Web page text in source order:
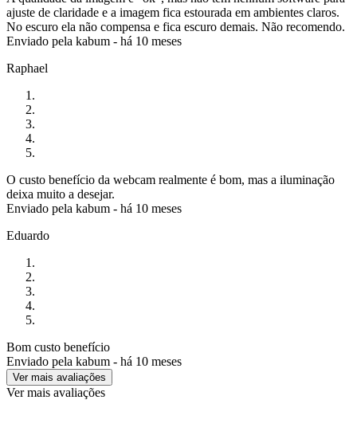
ajuste de claridade e a imagem fica estourada em ambientes claros.
No escuro ela não compensa e fica escuro demais. Não recomendo.
Enviado pela kabum - há 10 meses
Raphael
O custo benefício da webcam realmente é bom, mas a iluminação
deixa muito a desejar.
Enviado pela kabum - há 10 meses
Eduardo
Bom custo benefício
Enviado pela kabum - há 10 meses
Ver mais avaliações
Ver mais avaliações